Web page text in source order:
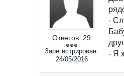
Ответов: 29
Зарегистрирован:
24/05/2016
-
- Я